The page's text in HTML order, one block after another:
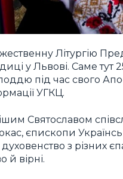
Літургію
у Львові. Саме тут
під час свого
УГКЦ.
Святославом
єпископи
з різних
й вірні.